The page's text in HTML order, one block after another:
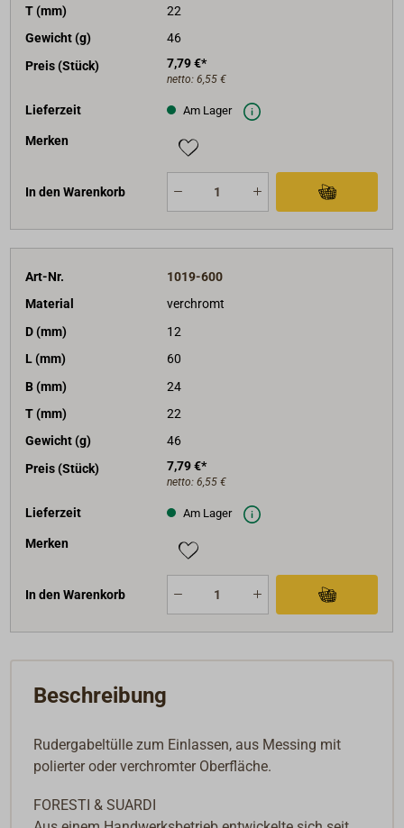
T (mm)
22
Gewicht (g)
46
Preis (Stück)
7,79 €*
netto: 6,55 €
Lieferzeit Am Lager
Merken
In den Warenkorb
Art-Nr.
1019-600
Material
verchromt
D (mm)
12
L (mm)
60
B (mm)
24
T (mm)
22
Gewicht (g)
46
Preis (Stück)
7,79 €*
netto: 6,55 €
Lieferzeit Am Lager
Merken
In den Warenkorb
Beschreibung
Rudergabeltülle zum Einlassen, aus Messing mit
polierter oder verchromter Oberfläche.
FORESTI & SUARDI